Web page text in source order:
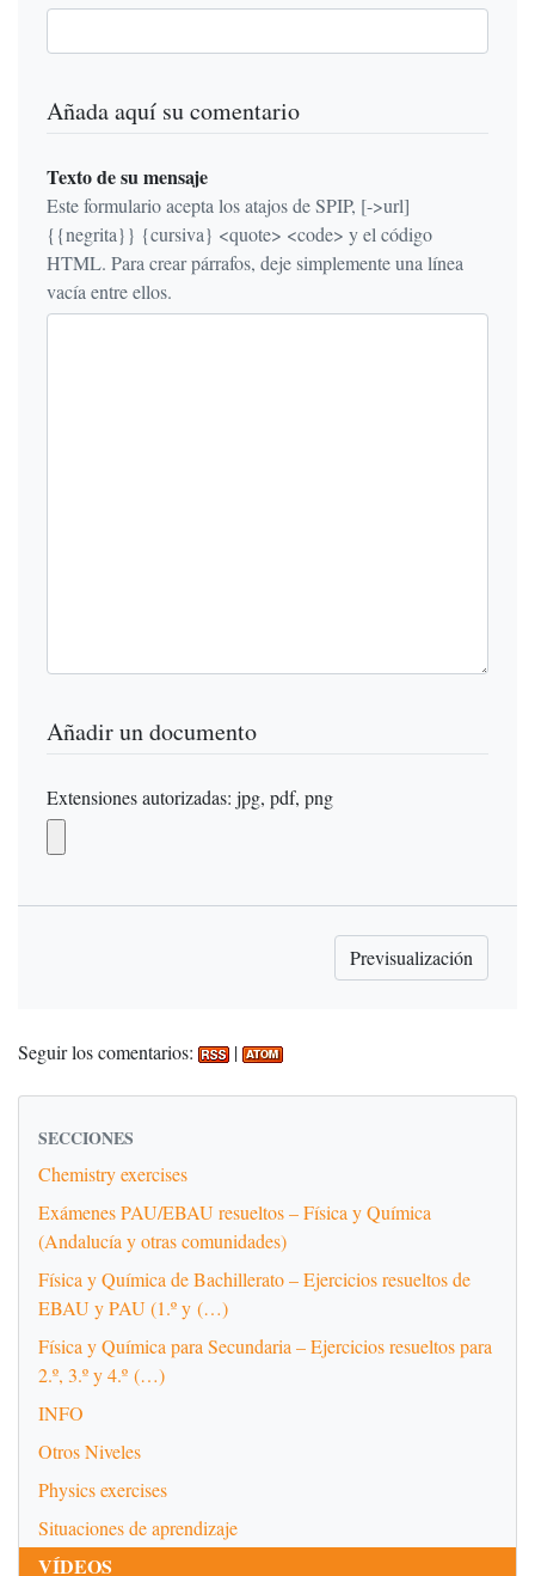
Añada aquí su comentario
Texto de su mensaje
Este formulario acepta los atajos de SPIP, [->url]
{{negrita}} {cursiva} <quote> <code> y el código
HTML. Para crear párrafos, deje simplemente una línea
vacía entre ellos.
Añadir un documento
Extensiones autorizadas: jpg, pdf, png
Seguir los comentarios: |
SECCIONES
Chemistry exercises
Exámenes PAU/EBAU resueltos – Física y Química
(Andalucía y otras comunidades)
Física y Química de Bachillerato – Ejercicios resueltos de
EBAU y PAU (1.º y (…)
Física y Química para Secundaria – Ejercicios resueltos para
2.º, 3.º y 4.º (…)
INFO
Otros Niveles
Physics exercises
Situaciones de aprendizaje
VÍDEOS